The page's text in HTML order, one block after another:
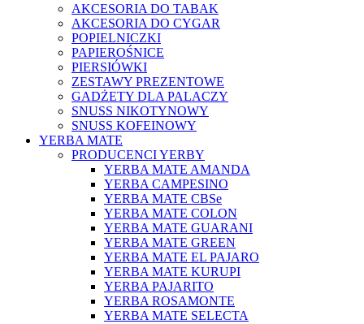
AKCESORIA DO TABAK
AKCESORIA DO CYGAR
POPIELNICZKI
PAPIEROŚNICE
PIERSIÓWKI
ZESTAWY PREZENTOWE
GADŻETY DLA PALACZY
SNUSS NIKOTYNOWY
SNUSS KOFEINOWY
YERBA MATE
PRODUCENCI YERBY
YERBA MATE AMANDA
YERBA CAMPESINO
YERBA MATE CBSe
YERBA MATE COLON
YERBA MATE GUARANI
YERBA MATE GREEN
YERBA MATE EL PAJARO
YERBA MATE KURUPI
YERBA PAJARITO
YERBA ROSAMONTE
YERBA MATE SELECTA